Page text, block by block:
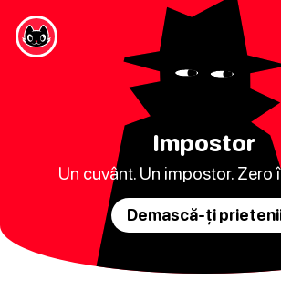
Impostor
Un cuvânt. Un impostor. Zero
Demască-ți